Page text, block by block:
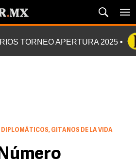
TORNEO APERTURA 2025
DIPLOMÁTICOS, GITANOS DE LA VIDA